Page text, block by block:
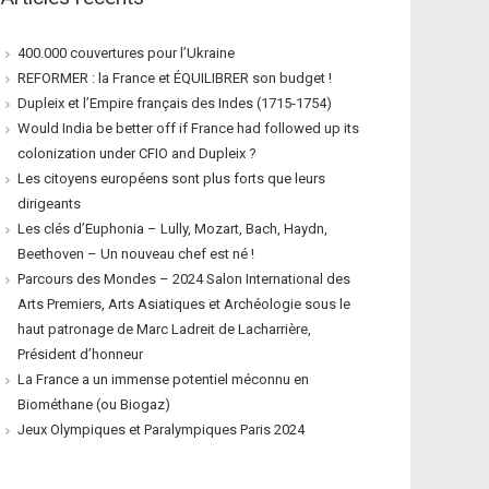
400.000 couvertures pour l’Ukraine
REFORMER : la France et ÉQUILIBRER son budget !
Dupleix et l’Empire français des Indes (1715-1754)
Would India be better off if France had followed up its
colonization under CFIO and Dupleix ?
Les citoyens européens sont plus forts que leurs
dirigeants
Les clés d’Euphonia – Lully, Mozart, Bach, Haydn,
Beethoven – Un nouveau chef est né !
Parcours des Mondes – 2024 Salon International des
Arts Premiers, Arts Asiatiques et Archéologie sous le
haut patronage de Marc Ladreit de Lacharrière,
Président d’honneur
La France a un immense potentiel méconnu en
Biométhane (ou Biogaz)
Jeux Olympiques et Paralympiques Paris 2024